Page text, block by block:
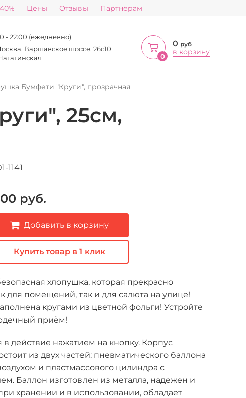
Цены Отзывы Партнёрам
- 22:00 (ежедневно)
Варшавское шоссе, 26с10
0
0 руб
в корзину
Бумфети "Круги", прозрачная
25см,
1141
руб.
Добавить в корзину
Купить товар в 1 клик
хлопушка, которая прекрасно
для помещений, так и для салюта на улице!
кругами из цветной фольги! Устройте
приём!
в действие нажатием на кнопку. Корпус
из двух частей: пневматического баллона
и пластмассового цилиндра с
Баллон изготовлен из металла, надежен и
хранении и в использовании, обладает